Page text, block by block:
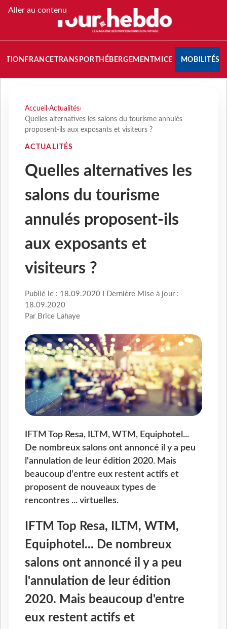
Aller au contenu
FRANCETRANSPORT HÉBERGEMENTMICE MOBILITÉS
Accueil ›Actualités›
Quelles alternatives les salons du tourisme annulés
proposent-ils aux exposants et visiteurs ?
ACTUALITÉS
Quelles alternatives les
salons du tourisme
annulés proposent-ils
aux exposants et
visiteurs ?
Publié le : 18.09.2020 I Dernière Mise à jour :
18.09.2020
Par Brice Lahaye
IFTM Top Resa, ILTM, WTM, Equiphotel...
De nombreux salons ont annoncé il y a peu
l'annulation de leur édition 2020. Mais
beaucoup d'entre eux restent actifs et
proposent de nouveaux types de
rencontres ... virtuelles.
IFTM Top Resa, ILTM, WTM,
Equiphotel... De nombreux
salons ont annoncé il y a peu
l'annulation de leur édition
2020. Mais beaucoup d'entre
eux restent actifs et